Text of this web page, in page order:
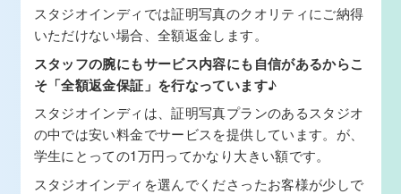
スタジオインディでは証明写真のクオリティにご納得
いただけない場合、全額返金します。
スタッフの腕にもサービス内容にも自信があるからこ
そ「全額返金保証」を行なっています♪
スタジオインディは、証明写真プランのあるスタジオ
の中では安い料金でサービスを提供しています。が、
学生にとっての1万円ってかなり大きい額です。
スタジオインディを選んでくださったお客様が少しで